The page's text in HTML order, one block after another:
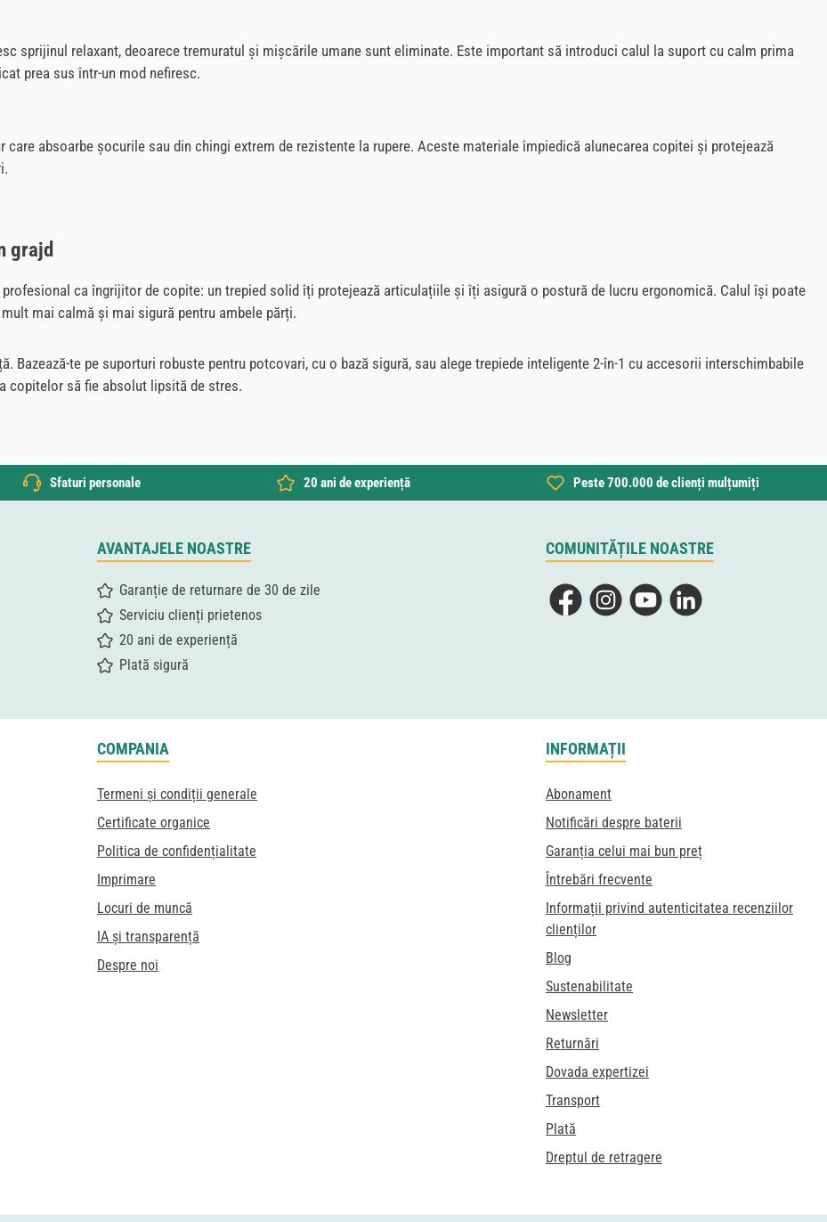
sprijinul relaxant, deoarece tremuratul și mișcările umane sunt eliminate. Este important să introduci calul la suport cu calm prima
prea sus într-un mod nefiresc.
absoarbe șocurile sau din chingi extrem de rezistente la rupere. Aceste materiale împiedică alunecarea copitei și protejează
grajd
ca îngrijitor de copite: un trepied solid îți protejează articulațiile și îți asigură o postură de lucru ergonomică. Calul își poate
mai calmă și mai sigură pentru ambele părți.
Bazează-te pe suporturi robuste pentru potcovari, cu o bază sigură, sau alege trepiede inteligente 2-în-1 cu accesorii interschimbabile
copitelor să fie absolut lipsită de stres.
Sfaturi personale 20 ani de experiență Peste 700.000 de clienți mulțumiți
AVANTAJELE NOASTRE
Garanție de returnare de 30 de zile
Serviciu clienți prietenos
20 ani de experiență
Plată sigură
COMUNITĂȚILE NOASTRE
FacebookInstagramYouTubeLinkedIn
COMPANIA
Termeni și condiții generale
Certificate organice
Politica de confidențialitate
Imprimare
Locuri de muncă
IA și transparență
Despre noi
INFORMAȚII
Abonament
Notificări despre baterii
Garanția celui mai bun preț
Întrebări frecvente
Informații privind autenticitatea recenziilor
clienților
Blog
Sustenabilitate
Newsletter
Returnări
Dovada expertizei
Transport
Plată
Dreptul de retragere